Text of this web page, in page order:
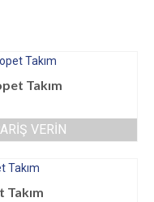
Takım
VERIN
Takım